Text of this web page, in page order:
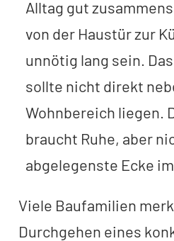
Alltag gut
von der Haustür zur
unnötig lang sein.
sollte nicht direkt
Wohnbereich liegen.
braucht Ruhe, aber
abgelegenste Ecke im
Viele Baufamilien
Durchgehen eines